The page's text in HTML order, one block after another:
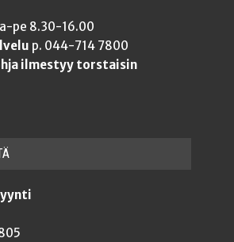
pe 8.30-16.00
p. 044-714 7800
ilmestyy torstaisin